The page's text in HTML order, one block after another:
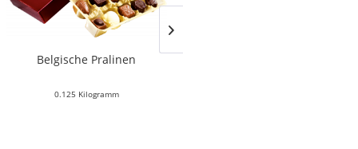
Belgische Pralinen
0.125 Kilogramm